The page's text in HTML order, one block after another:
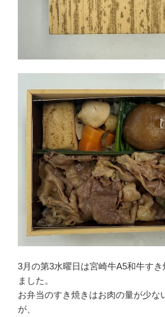
3月の第3水曜日は宮崎牛A5和牛す
ました。
お弁当のすき焼きはお肉の量が少な
が、